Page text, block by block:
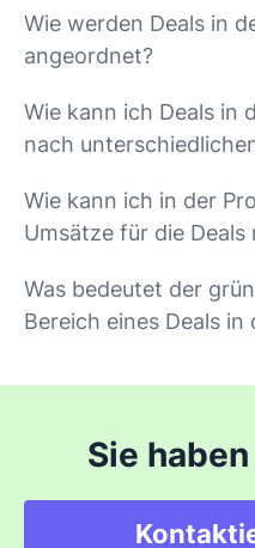
Wie werden Deals in
angeordnet?
Wie kann ich Deals in
nach
Wie kann ich in der
Umsätze für die Deals
Was bedeutet der
Bereich eines Deals
Sie